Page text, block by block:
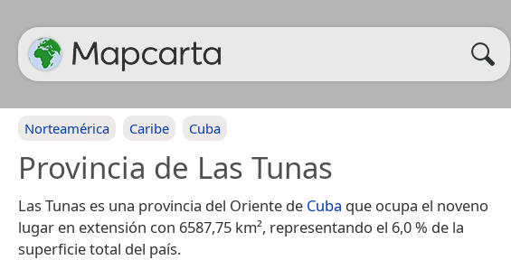
Norteamérica Caribe Cuba
Provincia de Las Tunas
Las Tunas es una provincia del Oriente de Cuba que ocupa el noveno
lugar en extensión con 6587,75 km², representando el 6,0 % de la
superficie total del país.